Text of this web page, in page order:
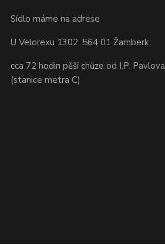
Sídlo máme na adrese
U Velorexu 1302, 564 01 Žamberk
cca 72 hodin pěší chůze od I.P. Pavlova
(stanice metra C)